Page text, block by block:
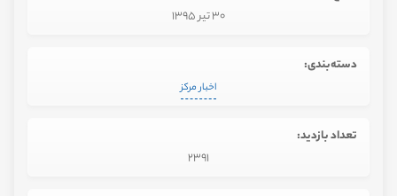
30 تیر 1395
دسته‌بندی:
اخبار مرکز
تعداد بازدید:
2391